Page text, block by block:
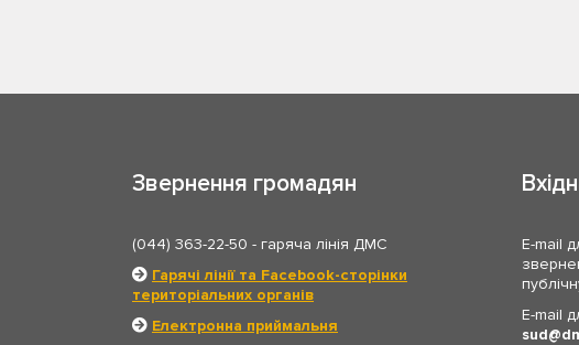
Звернення громадян
(044) 363-22-50 - гаряча лінія ДМС
Гарячі лінії та Facebook-сторінки
територіальних органів
Електронна приймальня
E-mail
E-mail
sud